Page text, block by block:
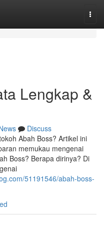
Lengkap &
Discuss
Abah Boss? Artikel ini
memukau mengenai
Boss? Berapa dirinya? Di
51191546/abah-boss-